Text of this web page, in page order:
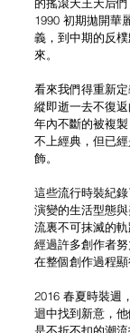
1990 初期拋開華
義，到中期的反
來。
看來我們得重新
縱即逝一去不復
年內不斷的被複
不上經典，但已
飾。
這些流行時裝紀
演變的生活型態
流裏不可抹滅的
經過許多創作者
在整個創作過程顯
2016 春夏時裝週
迴中找到新意，
是不折不扣的潮